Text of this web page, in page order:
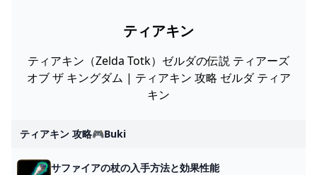
ティアキン
ティアキン（Zelda Totk）ゼルダの伝説 ティアーズ
オブ ザ キングダム | ティアキン 攻略 ゼルダ ティア
キン
ティアキン 攻略🎮buki
サファイアの杖の入手方法と効果性能